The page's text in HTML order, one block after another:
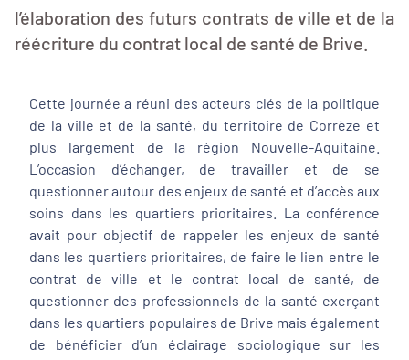
l’élaboration des futurs contrats de ville et de la
réécriture du contrat local de santé de Brive.
Cette journée a réuni des acteurs clés de la politique
de la ville et de la santé, du territoire de Corrèze et
plus largement de la région Nouvelle-Aquitaine.
L’occasion d’échanger, de travailler et de se
questionner autour des enjeux de santé et d’accès aux
soins dans les quartiers prioritaires. La conférence
avait pour objectif de rappeler les enjeux de santé
dans les quartiers prioritaires, de faire le lien entre le
contrat de ville et le contrat local de santé, de
questionner des professionnels de la santé exerçant
dans les quartiers populaires de Brive mais également
de bénéficier d’un éclairage sociologique sur les